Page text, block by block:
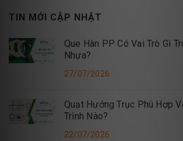
TIN MỚI CẬP NHẬT
Que Hàn PP Có Vai Trò Gì
Nhựa?
27/07/2026
Quạt Hướng Trục Phù Hợp
Trình Nào?
22/07/2026